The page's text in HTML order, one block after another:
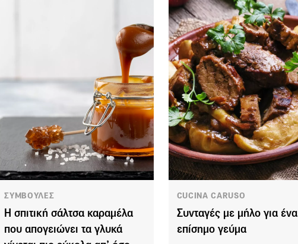
ΣΥΜΒΟΥΛΕΣ
Η σπιτική σάλτσα καραμέλα
που απογειώνει τα γλυκά
CUCINA CARUSO
Συνταγές με μήλο για ένα
επίσημο γεύμα